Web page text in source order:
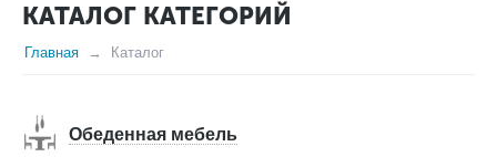
КАТАЛОГ КАТЕГОРИЙ
Главная Каталог
Обеденная мебель